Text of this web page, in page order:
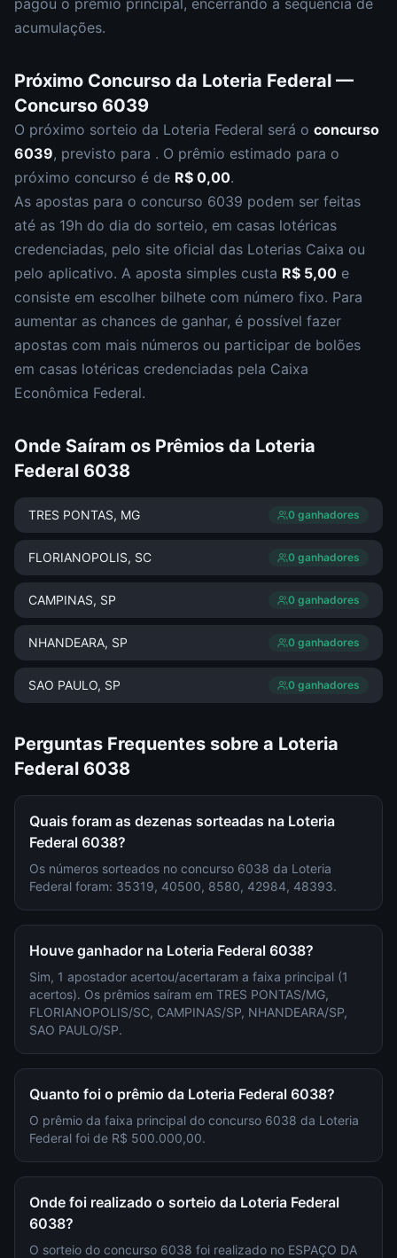
pagou o prêmio principal , encerrando a sequência de
acumulações.
Próximo Concurso da Loteria Federal —
Concurso 6039
O próximo sorteio da Loteria Federal será o concurso
6039, previsto para . O prêmio estimado para o
próximo concurso é de R$ 0,00.
As apostas para o concurso 6039 podem ser feitas
até as 19h do dia do sorteio, em casas lotéricas
credenciadas, pelo site oficial das Loterias Caixa ou
pelo aplicativo. A aposta simples custa R$ 5,00 e
consiste em escolher bilhete com número fixo. Para
aumentar as chances de ganhar, é possível fazer
apostas com mais números ou participar de bolões
em casas lotéricas credenciadas pela Caixa
Econômica Federal.
Onde Saíram os Prêmios da Loteria
Federal 6038
TRES PONTAS, MG 0 ganhadores
FLORIANOPOLIS, SC 0 ganhadores
CAMPINAS, SP 0 ganhadores
NHANDEARA, SP 0 ganhadores
SAO PAULO, SP 0 ganhadores
Perguntas Frequentes sobre a Loteria
Federal 6038
Quais foram as dezenas sorteadas na Loteria
Federal 6038?
Os números sorteados no concurso 6038 da Loteria
Federal foram: 35319, 40500, 8580, 42984, 48393.
Houve ganhador na Loteria Federal 6038?
Sim, 1 apostador acertou/acertaram a faixa principal (1
acertos). Os prêmios saíram em TRES PONTAS/MG,
FLORIANOPOLIS/SC, CAMPINAS/SP, NHANDEARA/SP,
SAO PAULO/SP.
Quanto foi o prêmio da Loteria Federal 6038?
O prêmio da faixa principal do concurso 6038 da Loteria
Federal foi de R$ 500.000,00.
Onde foi realizado o sorteio da Loteria Federal
6038?
O sorteio do concurso 6038 foi realizado no ESPAÇO DA